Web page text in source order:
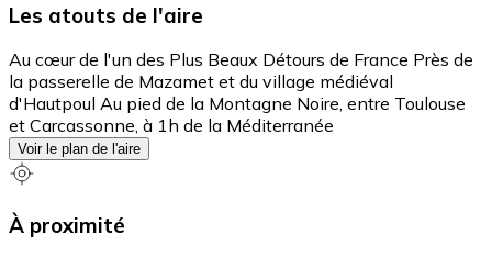
Les atouts de l'aire
Au cœur de l'un des Plus Beaux Détours de France Près de
la passerelle de Mazamet et du village médiéval
d'Hautpoul Au pied de la Montagne Noire, entre Toulouse
et Carcassonne, à 1h de la Méditerranée
Voir le plan de l'aire
À proximité